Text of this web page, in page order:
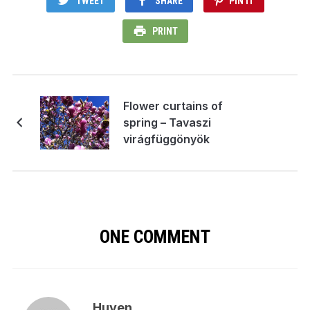
PRINT
Flower curtains of
spring – Tavaszi
virágfüggönyök
ONE COMMENT